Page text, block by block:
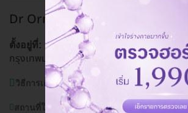
Dr Orn Clinic
ตั้งอยู่ที่: 1408/3 ซ. พหลโยธิน 22 แขวงจอม
กรุงเทพมหานคร 10900
ดูแผนที่คลินิก
วิธีการเดินทาง:BTS ห้าแยกลาดพร้าว
สถานที่ใกล้เคียง:เซ็นทรัลพลาซา ลาดพร้าว